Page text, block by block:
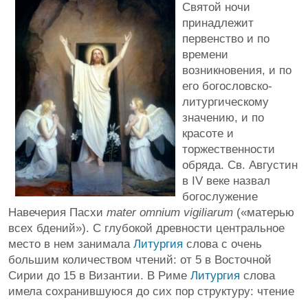
Святой ночи
принадлежит
первенство и по
времени
возникновения, и по
его богословско-
литургическому
значению, и по
красоте и
торжественности
обряда. Св. Августин
в IV веке назвал
богослужение
Навечерия Пасхи mater omnium vigiliarum («матерью
всех бдений»). С глубокой древности центральное
место в нем занимала Литургия слова с очень
большим количеством чтений: от 5 в Восточной
Сирии до 15 в Византии. В Риме Литургия слова
имела сохранившуюся до сих пор структуру: чтение